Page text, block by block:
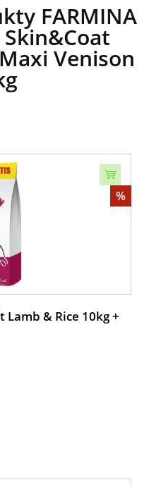
FARMINA
Venison
%
Lamb & Rice 10kg +